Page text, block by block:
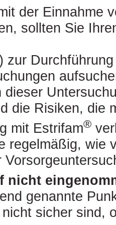
der Einnahme
sollten Sie
zur
dieser
die Risiken, die
mit Estrifam®
regelmäßig, wie
nicht
genannte
sicher sind,